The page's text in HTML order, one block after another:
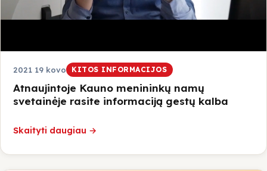
2021 19 kovo KITOS INFORMACIJOS
Atnaujintoje Kauno menininkų namų
svetainėje rasite informaciją gestų kalba
Skaityti daugiau →